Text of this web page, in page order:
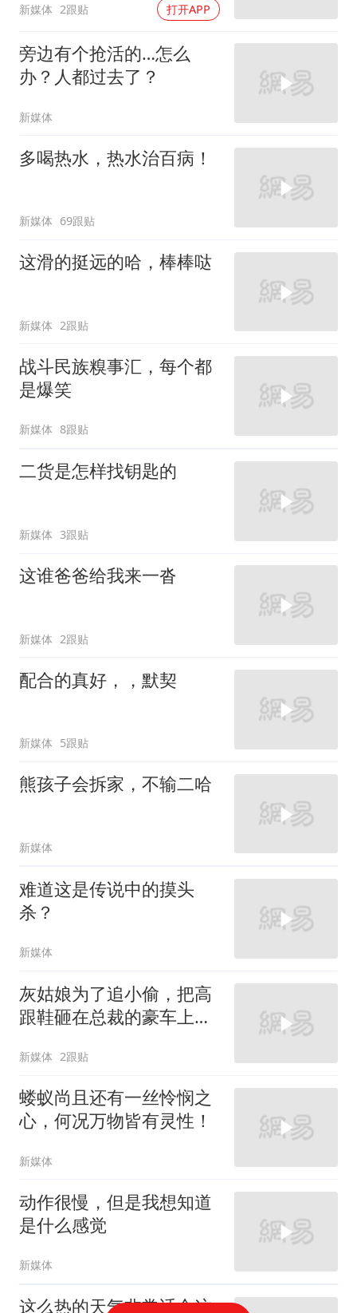
新媒体 2跟贴 打开APP
旁边有个抢活的…怎么
办？人都过去了？
新媒体
多喝热水，热水治百病！
新媒体 69跟贴
这滑的挺远的哈，棒棒哒
新媒体 2跟贴
战斗民族糗事汇，每个都
是爆笑
新媒体 8跟贴
二货是怎样找钥匙的
新媒体 3跟贴
这谁爸爸给我来一沓
新媒体 2跟贴
配合的真好，，默契
新媒体 5跟贴
熊孩子会拆家，不输二哈
新媒体
难道这是传说中的摸头
杀？
新媒体
灰姑娘为了追小偷，把高
跟鞋砸在总裁的豪车上，
新媒体 2跟贴
蝼蚁尚且还有一丝怜悯之
心，何况万物皆有灵性！
新媒体
动作很慢，但是我想知道
是什么感觉
新媒体
这么热的天气非常适合这